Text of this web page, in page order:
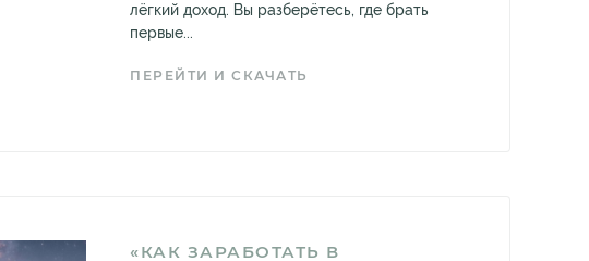
лёгкий доход. Вы разберётесь, где брать
первые...
ПЕРЕЙТИ И СКАЧАТЬ
«КАК ЗАРАБОТАТЬ В